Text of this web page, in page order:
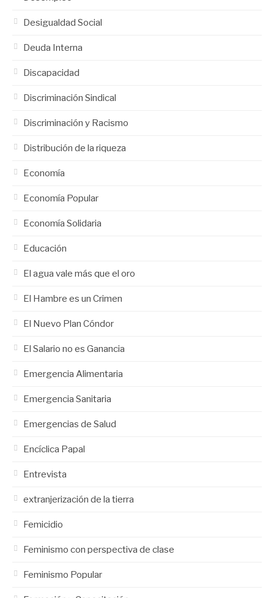
Desigualdad Social
Deuda Interna
Discapacidad
Discriminación Sindical
Discriminación y Racismo
Distribución de la riqueza
Economía
Economía Popular
Economía Solidaria
Educación
El agua vale más que el oro
El Hambre es un Crimen
El Nuevo Plan Cóndor
El Salario no es Ganancia
Emergencia Alimentaria
Emergencia Sanitaria
Emergencias de Salud
Encíclica Papal
Entrevista
extranjerización de la tierra
Femicidio
Feminismo con perspectiva de clase
Feminismo Popular